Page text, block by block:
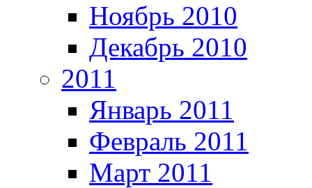
Ноябрь 2010
Декабрь 2010
2011
Январь 2011
Февраль 2011
Март 2011